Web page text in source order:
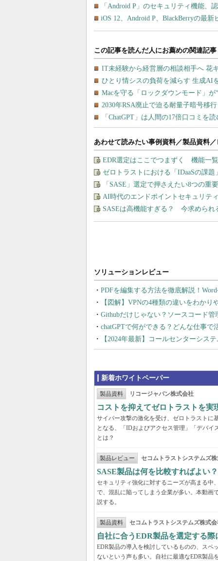
「Android P」のセキュリティ機能、
iOS 12、Android P、BlackBerryの最
あわせて読みたい事例資料／製品資料
EDR選定はここでつまずく 機能一
ゼロトラストにおける「IDaaSの課
「SASE」選定で押さえたい8つの
AI時代のエンドポイントセキュリテ
SASEは高機能すぎる？ 今求められ
PDFを編集する方法を徹底解説！
【図解】VPNの4種類の違いをわか
Githubだけじゃない？ソースコード
chatGPTで何ができる？どんな仕事で
【2024年最新】コールセンターシス
新着ホワイトペーパー
製品資料 リコージャパン株式会社
コストを抑えてゼロトラストを実
サイバー攻撃の激化を受け、ゼロトラストに
となる、「IDおよびアクセス管理」「デバ
とは？
製品レビュー セコムトラストシステムズ
SASE製品は何を比較すればよい
セキュリティ強化に対するニーズが高まる中
で、混乱に陥ってしまう企業が多い。本動画
説する。
製品資料 セコムトラストシステムズ株式
自社に合うEDR製品を選定する
EDR製品の導入を検討しているものの、スペ
ないという声も多い。自社に最適なEDR製